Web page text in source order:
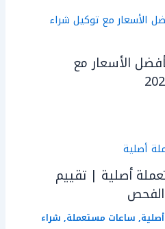
الأسعار مع
أصلية | تقييم
, ساعات مستعملة, شراء